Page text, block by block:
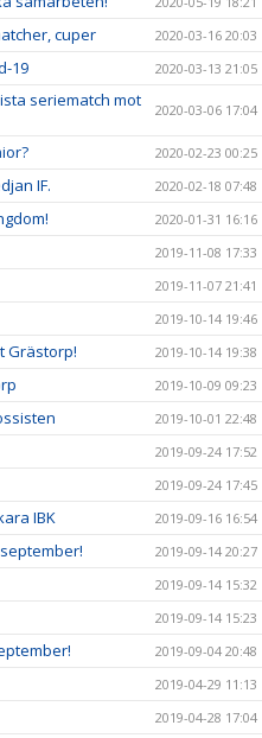
cuper 2020-03-16 20:03
19 2020-03-13 21:05
seriematch mot
2020-03-06 17:04
2020-02-23 00:25
IF. 2020-02-18 07:48
2020-01-31 16:16
2019-11-08 17:33
2019-11-07 21:41
2019-10-14 19:46
Grästorp! 2019-10-14 19:38
2019-10-09 09:23
2019-10-01 22:48
2019-09-24 17:52
2019-09-24 17:45
IBK 2019-09-16 16:54
2019-09-14 20:27
2019-09-14 15:32
2019-09-14 15:23
2019-09-04 20:48
2019-04-29 11:13
2019-04-28 17:04